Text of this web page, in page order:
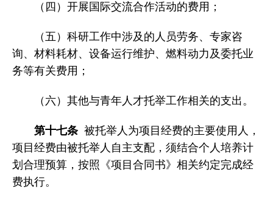
（四）开展国际交流合作活动的费用；
（五）科研工作中涉及的人员劳务、专家咨
询、材料耗材、设备运行维护、燃料动力及委托业
务等有关费用；
（六）其他与青年人才托举工作相关的支出。
第十七条 被托举人为项目经费的主要使用人，
项目经费由被托举人自主支配，须结合个人培养计
划合理预算，按照《项目合同书》相关约定完成经
费执行。